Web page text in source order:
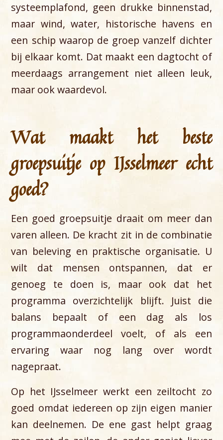
systeemplafond, geen drukke binnenstad,
maar wind, water, historische havens en
een schip waarop de groep vanzelf dichter
bij elkaar komt. Dat maakt een dagtocht of
meerdaags arrangement niet alleen leuk,
maar ook waardevol.
Wat maakt het beste
groepsuitje op IJsselmeer echt
goed?
Een goed groepsuitje draait om meer dan
varen alleen. De kracht zit in de combinatie
van beleving en praktische organisatie. U
wilt dat mensen ontspannen, dat er
genoeg te doen is, maar ook dat het
programma overzichtelijk blijft. Juist die
balans bepaalt of een dag als los
programmaonderdeel voelt, of als een
ervaring waar nog lang over wordt
nagepraat.
Op het IJsselmeer werkt een zeiltocht zo
goed omdat iedereen op zijn eigen manier
kan deelnemen. De ene gast helpt graag